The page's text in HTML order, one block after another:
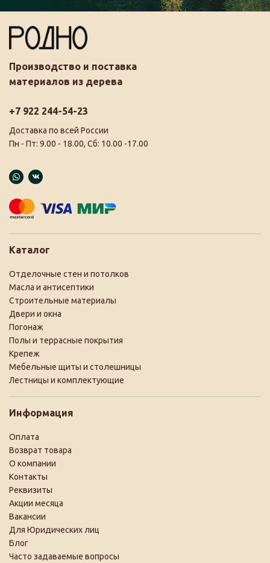
Производство и поставка
материалов из дерева
+7 922 244-54-23
Доставка по всей России
Пн - Пт: 9.00 - 18.00, Сб: 10.00 -17.00
Каталог
Отделочные стен и потолков
Масла и антисептики
Строительные материалы
Двери и окна
Погонаж
Полы и террасные покрытия
Крепеж
Мебельные щиты и столешницы
Лестницы и комплектующие
Информация
Оплата
Возврат товара
О компании
Контакты
Реквизиты
Акции месяца
Вакансии
Для Юридических лиц
Блог
Часто задаваемые вопросы